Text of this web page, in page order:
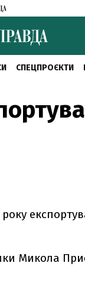
СПЕЦПРОЄКТИ
Микола